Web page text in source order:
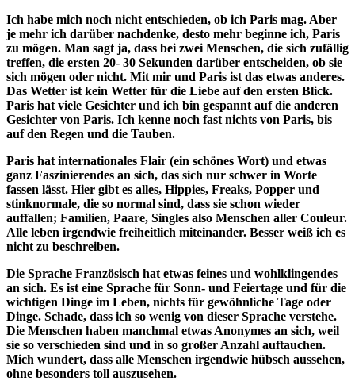
Ich habe mich noch nicht entschieden, ob ich Paris mag. Aber
je mehr ich darüber nachdenke, desto mehr beginne ich, Paris
zu mögen. Man sagt ja, dass bei zwei Menschen, die sich zufällig
treffen, die ersten 20‑ 30 Sekunden darüber entscheiden, ob sie
sich mögen oder nicht. Mit mir und Paris ist das etwas anderes.
Das Wetter ist kein Wetter für die Liebe auf den ersten Blick.
Paris hat viele Gesichter und ich bin gespannt auf die anderen
Gesichter von Paris. Ich kenne noch fast nichts von Paris, bis
auf den Regen und die Tauben.
Paris hat internationales Flair (ein schönes Wort) und etwas
ganz Faszinierendes an sich, das sich nur schwer in Worte
fassen lässt. Hier gibt es alles, Hippies, Freaks, Popper und
stinknormale, die so normal sind, dass sie schon wieder
auffallen; Familien, Paare, Singles also Menschen aller Couleur.
Alle leben irgendwie freiheitlich miteinander. Besser weiß ich es
nicht zu beschreiben.
Die Sprache Französisch hat etwas feines und wohlklingendes
an sich. Es ist eine Sprache für Sonn‑ und Feiertage und für die
wichtigen Dinge im Leben, nichts für gewöhnliche Tage oder
Dinge. Schade, dass ich so wenig von dieser Sprache verstehe.
Die Menschen haben manchmal etwas Anonymes an sich, weil
sie so verschieden sind und in so großer Anzahl auftauchen.
Mich wundert, dass alle Menschen irgendwie hübsch aussehen,
ohne besonders toll auszusehen.